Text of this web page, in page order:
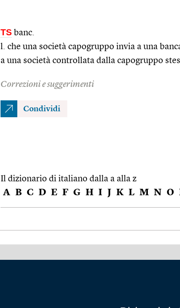
TS banc.
l. che una società capogruppo invia a una
a una società controllata dalla capogruppo
Correzioni e suggerimenti
Condividi
Il dizionario di italiano dalla a alla z
A B C D E F G H I J K L M N O